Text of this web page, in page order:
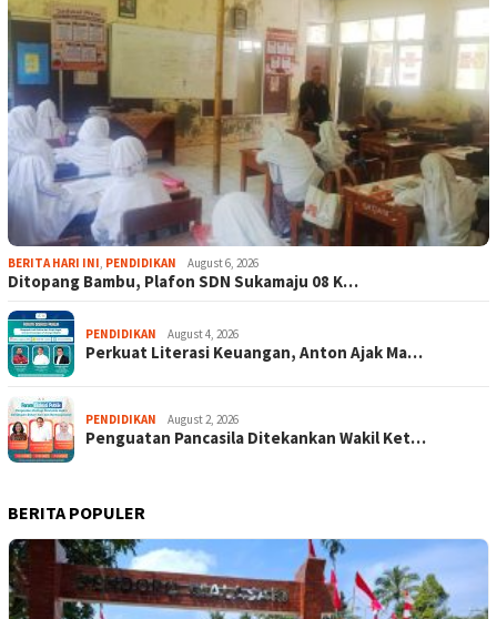
BERITA HARI INI, PENDIDIKAN August 6, 2026
Ditopang Bambu, Plafon SDN Sukamaju 08 K…
PENDIDIKAN August 4, 2026
Perkuat Literasi Keuangan, Anton Ajak Ma…
PENDIDIKAN August 2, 2026
Penguatan Pancasila Ditekankan Wakil Ket…
BERITA POPULER